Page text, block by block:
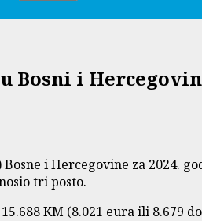
Bosni i
i Hercegovine za 2024.
tri posto.
KM (8.021 eura ili 8.679